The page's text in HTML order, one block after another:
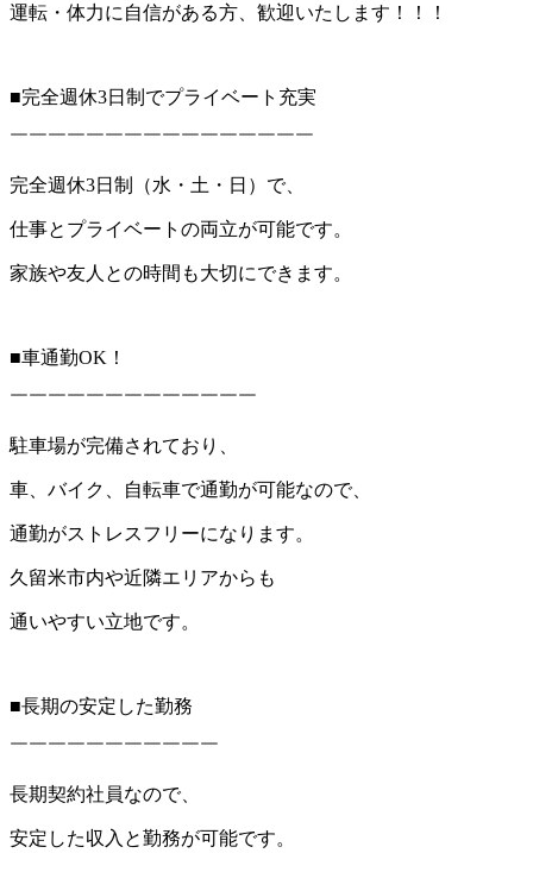
運転・体力に自信がある方、歓迎いたします！！！
■完全週休3日制でプライベート充実
￣￣￣￣￣￣￣￣￣￣￣￣￣￣￣￣
完全週休3日制（水・土・日）で、
仕事とプライベートの両立が可能です。
家族や友人との時間も大切にできます。
■車通勤OK！
￣￣￣￣￣￣￣￣￣￣￣￣￣
駐車場が完備されており、
車、バイク、自転車で通勤が可能なので、
通勤がストレスフリーになります。
久留米市内や近隣エリアからも
通いやすい立地です。
■長期の安定した勤務
￣￣￣￣￣￣￣￣￣￣￣
長期契約社員なので、
安定した収入と勤務が可能です。